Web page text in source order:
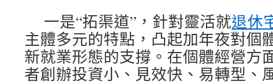
一是“拓渠道”，針對靈活就退休
主體多元的特點，凸起加年夜對個
新就業形態的支撐。在個體經營方
者創辦投資小、見效快、易轉型、